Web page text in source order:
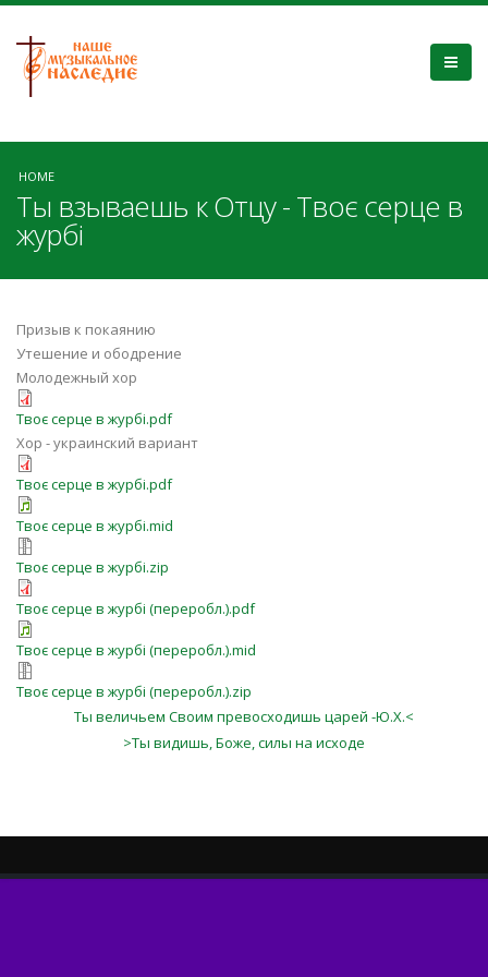
HOME
Ты взываешь к Отцу - Твоє серце в
журбі
Призыв к покаянию
Утешение и ободрение
Молодежный хор
Твоє серце в журбі.pdf
Хор - украинский вариант
Твоє серце в журбі.pdf
Твоє серце в журбі.mid
Твоє серце в журбі.zip
Твоє серце в журбі (переробл.).pdf
Твоє серце в журбі (переробл.).mid
Твоє серце в журбі (переробл.).zip
Ты величьем Своим превосходишь царей -Ю.Х.<
>Ты видишь, Боже, силы на исходе